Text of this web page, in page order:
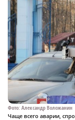
Фото: Александр Воложанин
Чаще всего аварии,